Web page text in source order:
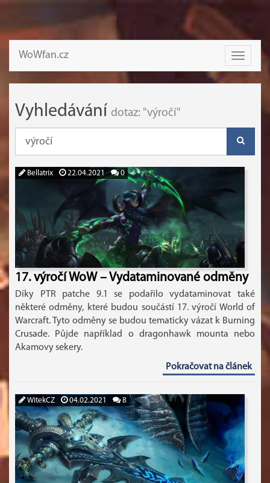
Toggle
WoWfan.cz
Vyhledávání dotaz: "výročí"
Bellatrix 22.04.2021 0
17. výročí WoW – Vydataminované odměny
Díky PTR patche 9.1 se podařilo vydataminovat také
některé odměny, které budou součástí 17. výročí World of
Warcraft. Tyto odměny se budou tematicky vázat k Burning
Crusade. Půjde například o dragonhawk mounta nebo
Akamovy sekery.
Pokračovat na článek
WitekCZ 04.02.2021 8